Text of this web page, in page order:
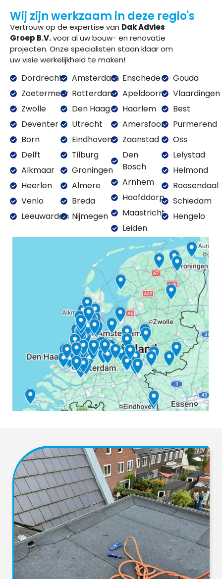
Wij zijn werkzaam in deze regio's
Vertrouw op de expertise van Dak Advies
Groep B.V.voor al uw bouw- en renovatie
projecten. Onze specialisten staan klaar om
uw visie werkelijkheid te maken!
Dordrecht
Zoetermeer
Zwolle
Deventer
Born
Delft
Alkmaar
Heerlen
Venlo
Leeuwarden
Amsterdam
Rotterdam
Den Haag
Utrecht
Eindhoven
Tilburg
Groningen
Almere
Breda
Nijmegen
Enschede
Apeldoorn
Haarlem
Amersfoort
Zaanstad
Den
Bosch
Arnhem
Hoofddorp
Maastricht
Leiden
Gouda
Vlaardingen
Best
Purmerend
Oss
Lelystad
Helmond
Roosendaal
Schiedam
Hengelo